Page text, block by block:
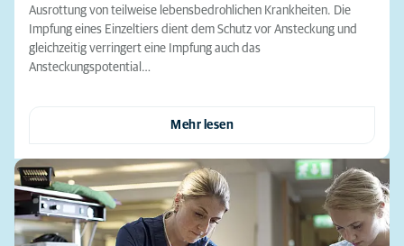
Ausrottung von teilweise lebensbedrohlichen Krankheiten. Die
Impfung eines Einzeltiers dient dem Schutz vor Ansteckung und
gleichzeitig verringert eine Impfung auch das
Ansteckungspotential…
Mehr lesen